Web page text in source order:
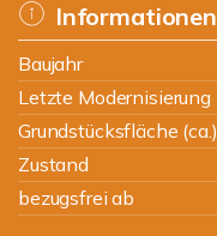
Informationen
Baujahr
Letzte Modernisierung
Grundstücksfläche (ca.)
Zustand
bezugsfrei ab